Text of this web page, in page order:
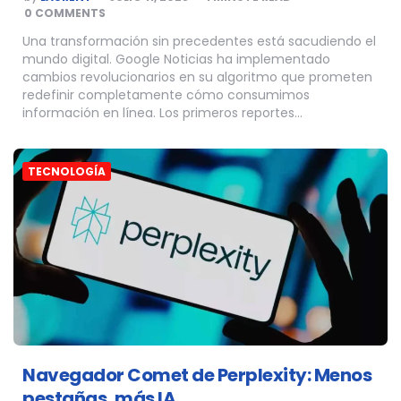
BY
0 COMMENTS
Una transformación sin precedentes está sacudiendo el
mundo digital. Google Noticias ha implementado
cambios revolucionarios en su algoritmo que prometen
redefinir completamente cómo consumimos
información en línea. Los primeros reportes…
TECNOLOGÍA
Navegador Comet de Perplexity: Menos